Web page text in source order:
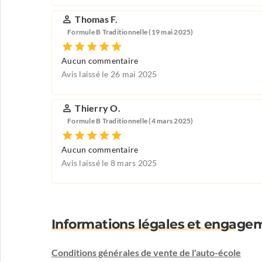
Thomas F.
Formule B Traditionnelle (19 mai 2025)
Aucun commentaire
Avis laissé le 26 mai 2025
Thierry O.
Formule B Traditionnelle (4 mars 2025)
Aucun commentaire
Avis laissé le 8 mars 2025
Informations légales et
Conditions générales de vente de l'auto-école